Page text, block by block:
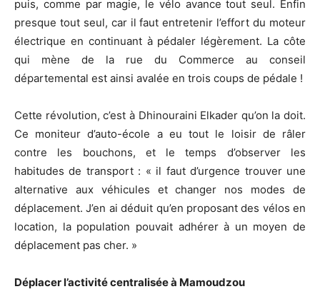
puis, comme par magie, le vélo avance tout seul. Enfin
presque tout seul, car il faut entretenir l’effort du moteur
électrique en continuant à pédaler légèrement. La côte
qui mène de la rue du Commerce au conseil
départemental est ainsi avalée en trois coups de pédale !
Cette révolution, c’est à Dhinouraini Elkader qu’on la doit.
Ce moniteur d’auto-école a eu tout le loisir de râler
contre les bouchons, et le temps d’observer les
habitudes de transport : « il faut d’urgence trouver une
alternative aux véhicules et changer nos modes de
déplacement. J’en ai déduit qu’en proposant des vélos en
location, la population pouvait adhérer à un moyen de
déplacement pas cher. »
Déplacer l’activité centralisée à Mamoudzou